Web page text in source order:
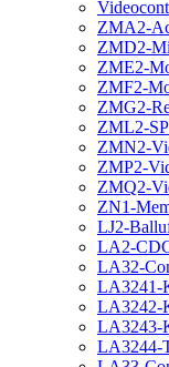
ZMA2-
ZMD2-
ZME2-
ZMF2-
ZMG2-
ZML2-
ZMN2-
ZMP2-
ZMQ2-
ZN1-
LJ2-
LA2-
LA32-
LA3241-
LA3242-
LA3243-
LA3244-